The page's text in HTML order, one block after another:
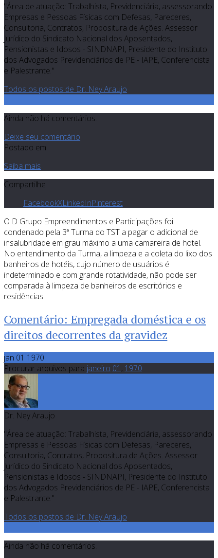
"Área de atuação: Trabalhista, Previdenciária, assessorando
Empresas e Pessoas Físicas com Defesas, Pareceres,
Consultoria, Contratos, Propositura de Ações. Assessor
Jurídico do Sindicato Nacional dos Aposentados,
Pensionistas e Idosos - SINDNAPI, Presidente do Instituto
dos Advogados Previdenciários de PE - IAPE, Conferencista
e Palestrante."
Todos os postos de Dr. Ney Araujo
Ainda não há comentários.
Deixe seu comentário
Postado em
Saiba mais
Compartilhe
FacebookXLinkedInPinterest
O D Grupo Empreendimentos e Participações foi
condenado pela 3ª Turma do TST a pagar o adicional de
insalubridade em grau máximo a uma camareira de hotel.
No entendimento da Turma, a limpeza e a coleta do lixo dos
banheiros de hotéis, cujo número de usuários é
indeterminado e com grande rotatividade, não pode ser
comparada à limpeza de banheiros de escritórios e
residências.
Comentário: Empregada doméstica e os
direitos decorrentes da gravidez
jan 01 1970
Procurar arquivos para janeiro 01 , 1970
Dr. Ney Araujo
"Área de atuação: Trabalhista, Previdenciária, assessorando
Empresas e Pessoas Físicas com Defesas, Pareceres,
Consultoria, Contratos, Propositura de Ações. Assessor
Jurídico do Sindicato Nacional dos Aposentados,
Pensionistas e Idosos - SINDNAPI, Presidente do Instituto
dos Advogados Previdenciários de PE - IAPE, Conferencista
e Palestrante."
Todos os postos de Dr. Ney Araujo
Ainda não há comentários.